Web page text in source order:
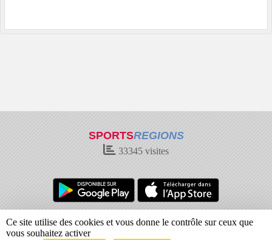
SPORTSREGIONS
33345 visites
Charte cookies
Gestion des cookies
Informations légales
Ce site utilise des cookies et vous donne le contrôle sur ceux que
vous souhaitez activer